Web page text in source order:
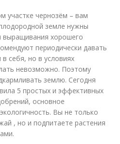
участке чернозём – вам
земле нужны
выращивания хорошего
периодически давать
себя, но в условиях
невозможно. Поэтому
землю. Сегодня
5 простых и эффективных
основное
Вы не только
, но и подпитаете растения